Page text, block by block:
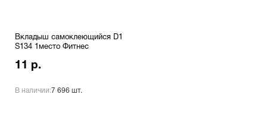
Вкладыш самоклеющийся D1
S134 1место Фитнес
11 р.
В наличии:7 696 шт.